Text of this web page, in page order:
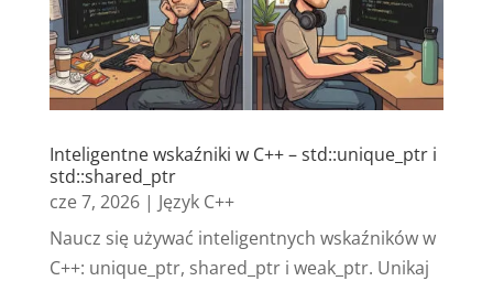
Inteligentne wskaźniki w C++ – std::unique_ptr i
std::shared_ptr
cze 7, 2026| Język C++
Naucz się używać inteligentnych wskaźników w
C++: unique_ptr, shared_ptr i weak_ptr. Unikaj